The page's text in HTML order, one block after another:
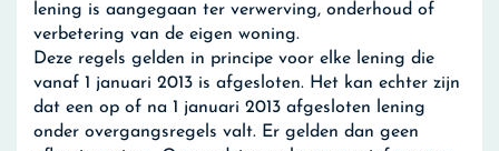
lening is aangegaan ter verwerving, onderhoud of
verbetering van de eigen woning.
Deze regels gelden in principe voor elke lening die
vanaf 1 januari 2013 is afgesloten. Het kan echter zijn
dat een op of na 1 januari 2013 afgesloten lening
onder overgangsregels valt. Er gelden dan geen